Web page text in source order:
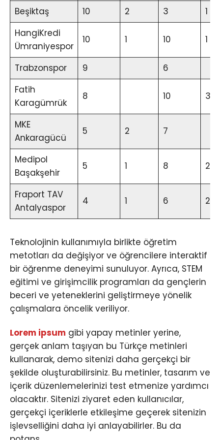
Beşiktaş 10 2 3
1
HangiKredi
Ümraniyespor
10 1 10 1
Trabzonspor 9
6
Fatih
Karagümrük
8 10 3
MKE
Ankaragücü
5 2 7
Medipol
Başakşehir
5 1 8 2
Fraport TAV
Antalyaspor
4 1 6 2
Teknolojinin kullanımıyla birlikte öğretim
metotları da değişiyor ve öğrencilere interaktif
bir öğrenme deneyimi sunuluyor. Ayrıca, STEM
eğitimi ve girişimcilik programları da gençlerin
beceri ve yeteneklerini geliştirmeye yönelik
çalışmalara öncelik veriliyor.
Lorem ipsum gibi yapay metinler yerine,
gerçek anlam taşıyan bu Türkçe metinleri
kullanarak, demo sitenizi daha gerçekçi bir
şekilde oluşturabilirsiniz. Bu metinler, tasarım ve
içerik düzenlemelerinizi test etmenize yardımcı
olacaktır. Sitenizi ziyaret eden kullanıcılar,
gerçekçi içeriklerle etkileşime geçerek sitenizin
işlevselliğini daha iyi anlayabilirler. Bu da